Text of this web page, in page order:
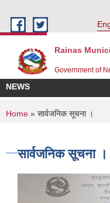
Rainas
Government of
NEWS
You are here
Home » सार्वजनिक सूचना ।
सार्वजनिक सूचना ।